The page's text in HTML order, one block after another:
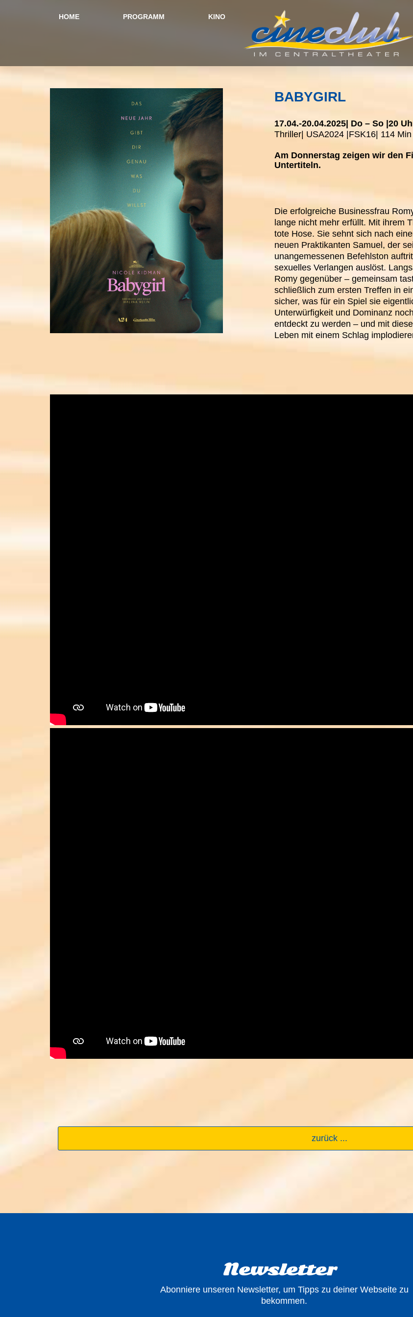
HOME PROGRAMM KINO
BABYGIRL
17.04.-20.04.2025| Do – So | 20
Thriller| USA2024 | FSK16| 114 Min
Am Donnerstag zeigen wir den
Untertiteln.
Die erfolgreiche Businessfrau
lange nicht mehr erfüllt. Mit ihrem
tote Hose. Sie sehnt sich nach
neuen Praktikanten Samuel, der
unangemessenen Befehlston
sexuelles Verlangen auslöst.
Romy gegenüber – gemeinsam
schließlich zum ersten Treffen in
sicher, was für ein Spiel sie
Unterwürfigkeit und Dominanz
entdeckt zu werden – und mit
Leben mit einem Schlag
zurück ...
Newsletter
Abonniere unseren Newsletter, um Tipps zu deiner Webseite zu
bekommen.